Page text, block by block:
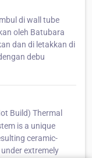
di wall tube
oleh Batubara
dan di letakkan di
debu
Build) Thermal
is a unique
ceramic-
extremely